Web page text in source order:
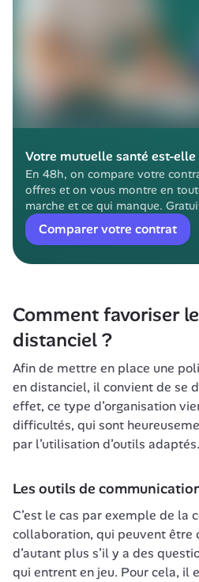
Votre mutuelle santé est-elle
En 48h, on compare votre
offres et on vous montre en
marche et ce qui manque.
Comparer votre contrat
Comment favoriser
distanciel ?
Afin de mettre en place une
en distanciel, il convient de se
effet, ce type d’organisation
difficultés, qui sont
par l’utilisation d’outils adaptés.
Les outils de
C’est le cas par exemple de la
collaboration, qui peuvent être
d’autant plus s’il y a des
qui entrent en jeu. Pour cela, il